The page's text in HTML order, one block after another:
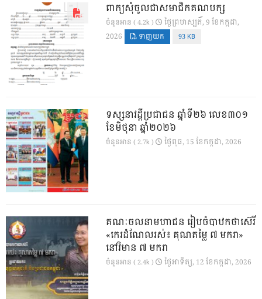
ពាក្យសុំចូលជាសមាជិកគណបក្ស
ចំនួនអាន ( 4.2k )
ថ្ងៃ​ព្រហស្បតិ៍, 9 ខែ​កក្កដា,
2026
ទាញយក 93 KB
ទស្សនាវដ្ដីប្រជាជន ឆ្នាំទី២៦ លេខ៣០១
ខែមិថុនា ឆ្នាំ២០២៦
ចំនួនអាន ( 2.7k ) ថ្ងៃ​ពុធ, 15 ខែ​កក្កដា, 2026
គណៈចលនាមហាជន រៀបចំបាឋកថាស៊េរី
«កេរដំណែលរស់៖ គុណតម្លៃ ៧ មករា»
នៅវិមាន ៧ មករា
ចំនួនអាន ( 2.4k ) ថ្ងៃ​អាទិត្យ, 12 ខែ​កក្កដា, 2026